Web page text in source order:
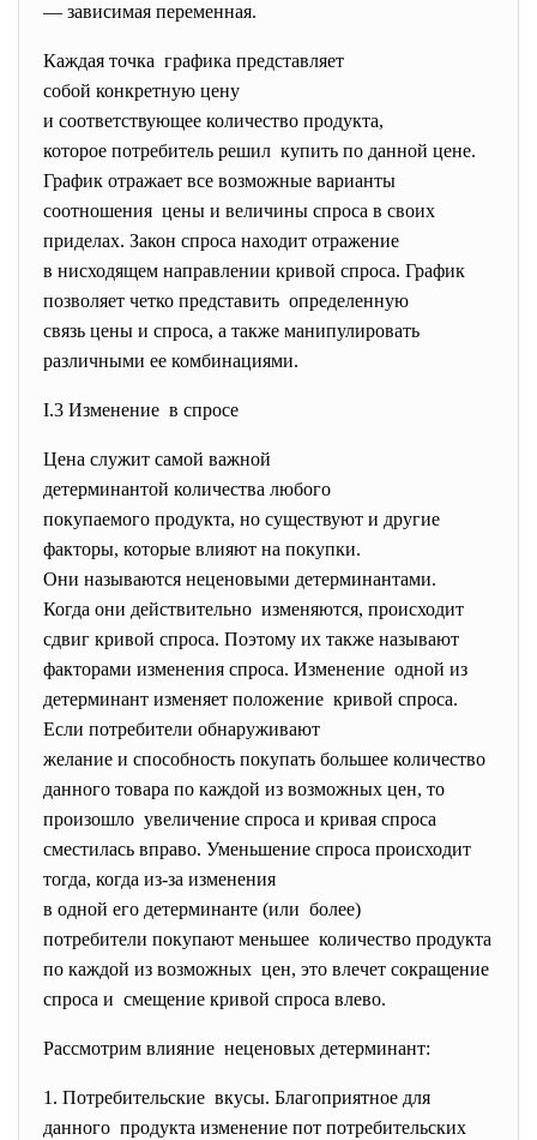
— зависимая переменная.
Каждая точка графика представляет
собой конкретную цену
и соответствующее количество продукта,
которое потребитель решил купить по данной цене.
График отражает все возможные варианты
соотношения цены и величины спроса в своих
приделах. Закон спроса находит отражение
в нисходящем направлении кривой спроса. График
позволяет четко представить определенную
связь цены и спроса, а также манипулировать
различными ее комбинациями.
I.3 Изменение в спросе
Цена служит самой важной
детерминантой количества любого
покупаемого продукта, но существуют и другие
факторы, которые влияют на покупки.
Они называются неценовыми детерминантами.
Когда они действительно изменяются, происходит
сдвиг кривой спроса. Поэтому их также называют
факторами изменения спроса. Изменение одной из
детерминант изменяет положение кривой спроса.
Если потребители обнаруживают
желание и способность покупать большее количество
данного товара по каждой из возможных цен, то
произошло увеличение спроса и кривая спроса
cместилась вправо. Уменьшение спроса происходит
тогда, когда из-за изменения
в одной его детерминанте (или более)
потребители покупают меньшее количество продукта
по каждой из возможных цен, это влечет сокращение
спроса и смещение кривой спроса влево.
Рассмотрим влияние неценовых детерминант:
1. Потребительские вкусы. Благоприятное для
данного продукта изменение пот потребительских